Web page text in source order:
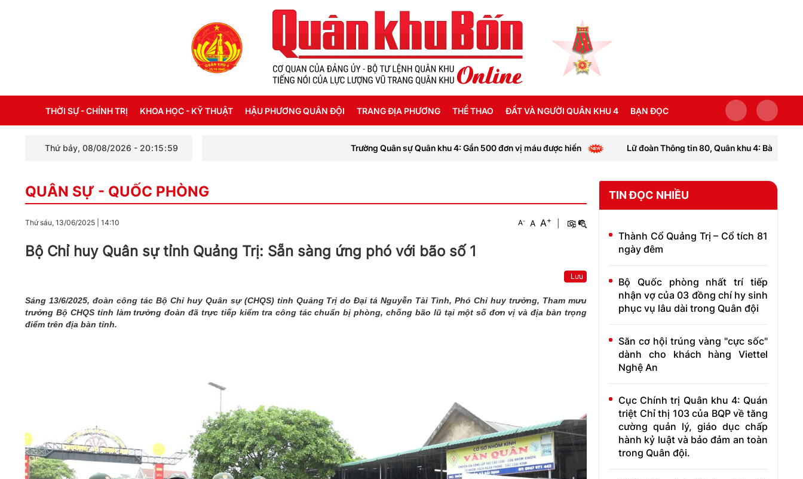
THỜI SỰ - CHÍNH TRỊ
THỜI SỰ QUỐC TẾ
KỶ NIỆM 110 NĂM NGÀY BÁC HỒ RA ĐI
CHÀO MỪNG KỶ NIỆM 75 NĂM NGÀY
TRUYỀN THỐNG LỰC LƯỢNG VŨ TRANG
QUÂN KHU 4 (15/10/1945 - 15/10/2020)
KHOA HỌC - KỸ THUẬT HẬU PHƯƠNG QUÂN ĐỘI TRANG ĐỊA PHƯƠNG
QUẢNG TRỊ
THỂ THAO ĐẤT VÀ NGƯỜI QUÂN KHU 4 BẠN ĐỌC
Thứ bảy, 08/08/2026 - 20:16:01 Trường Quân sự Quân khu 4: Gần 500 đơn vị máu được hiến Lữ đoàn Thông tin 80, Quân khu 4: Bàn giao “Nhà đồng
QUÂN SỰ - QUỐC PHÒNG
Thứ sáu, 13/06/2025 14:10 A- A A+
Bộ Chỉ huy Quân sự tỉnh Quảng Trị: Sẵn sàng ứng phó với bão số 1
Lưu
Sáng 13/6/2025, đoàn công tác Bộ Chỉ huy Quân sự (CHQS) tỉnh Quảng Trị do Đại tá Nguyễn Tài Tình, Phó Chỉ huy trưởng, Tham mưu
trưởng Bộ CHQS tỉnh làm trưởng đoàn đã trực tiếp kiểm tra công tác chuẩn bị phòng, chống bão lũ tại một số đơn vị và địa bàn trọng
điểm trên địa bàn tỉnh.
TIN ĐỌC NHIỀU
Thành Cổ Quảng Trị – Cổ tích 81
ngày đêm
Bộ Quốc phòng nhất trí tiếp
nhận vợ của 03 đồng chí hy sinh
phục vụ lâu dài trong Quân đội
Săn cơ hội trúng vàng "cực sốc"
dành cho khách hàng Viettel
Nghệ An
Cục Chính trị Quân khu 4: Quán
triệt Chỉ thị 103 của BQP về tăng
cường quản lý, giáo dục chấp
hành kỷ luật và bảo đảm an toàn
trong Quân đội.